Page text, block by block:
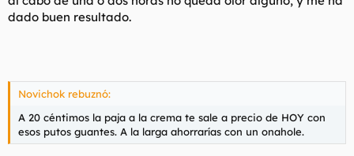
dado buen resultado.
Novichok rebuznó:
A 20 céntimos la paja a la crema te sale a precio de HOY con
esos putos guantes. A la larga ahorrarías con un onahole.